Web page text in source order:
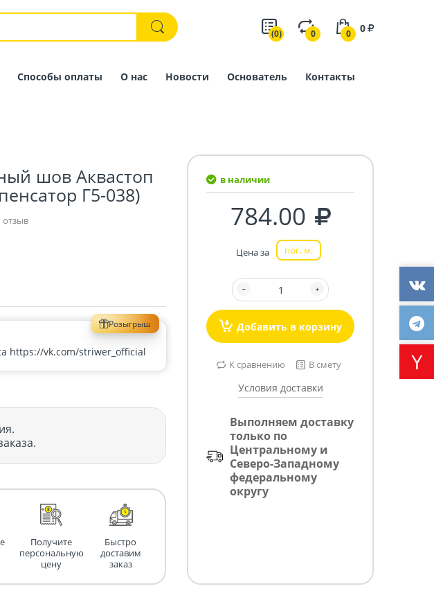
(0) 0 0 0
Способы оплаты О нас Новости Основатель Контакты
шов Аквастоп
Г5-038)
отзыв
Розыгрыш
https://vk.com/striwer_official
Получите
персональную
цену
Быстро
доставим
заказ
в наличии
784.00
Цена за пог. м.
Добавить в корзину
К сравнению В смету
Условия доставки
Выполняем доставку
только по
Центральному и
Северо-Западному
федеральному
округу